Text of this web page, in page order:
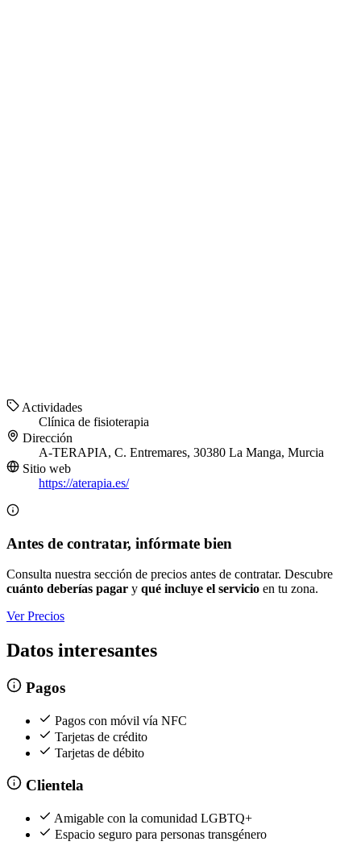
Actividades
Clínica de fisioterapia
Dirección
A-TERAPIA, C. Entremares, 30380 La Manga, Murcia
Sitio web
https://aterapia.es/
Antes de contratar, infórmate bien
Consulta nuestra sección de precios antes de contratar. Descubre
cuánto deberías pagar y qué incluye el servicio en tu zona.
Ver Precios
Datos interesantes
Pagos
Pagos con móvil vía NFC
Tarjetas de crédito
Tarjetas de débito
Clientela
Amigable con la comunidad LGBTQ+
Espacio seguro para personas transgénero